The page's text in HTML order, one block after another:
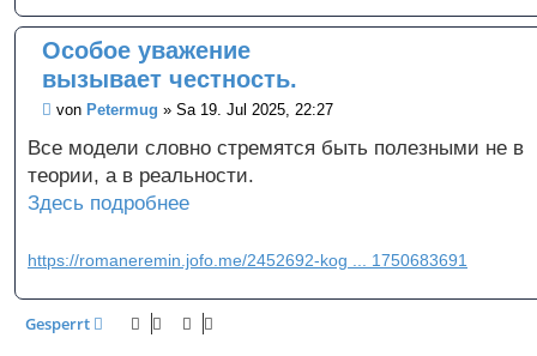
Особое уважение
вызывает честность.
B
i
r
a
g
von Petermug » Sa 19. Jul 2025, 22:27
Все модели словно стремятся быть полезными не в
теории, а в реальности.
Здесь подробнее
https://romaneremin.jofo.me/2452692-kog ... 1750683691
Gesperrt